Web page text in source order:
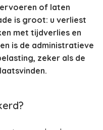
of laten
is groot: u verliest
met tijdverlies en
is de administratieve
zeker als de